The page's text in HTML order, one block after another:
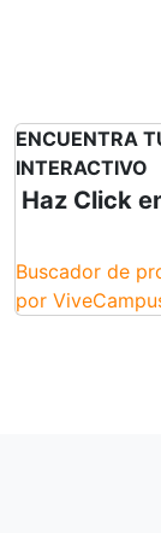
ENCUENTRA
INTERACTIVO
Haz Click
Buscador de
por